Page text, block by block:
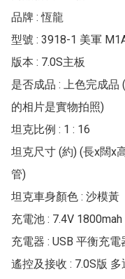
品牌 : 恆龍
型號 : 3918-1 美軍
版本 : 7.0S主板
是否成品 : 上色完成品
的相片是實物拍照)
坦克比例 : 1 : 16
坦克尺寸 (約) (長x闊x
管)
坦克車身顏色 : 沙模黃
充電池 : 7.4V
充電器 : USB 平衡充
遙控及接收 : 7.0S版